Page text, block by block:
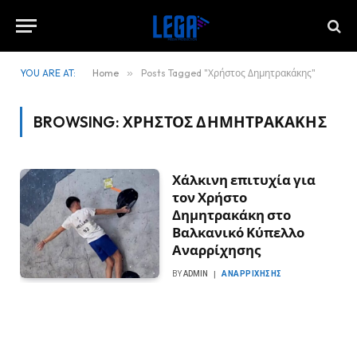
YOU ARE AT: Home » Posts Tagged "Χρήστος Δημητρακάκης"
BROWSING: ΧΡΉΣΤΟΣ ΔΗΜΗΤΡΑΚΆΚΗΣ
Χάλκινη επιτυχία για
τον Χρήστο
Δημητρακάκη στο
Βαλκανικό Κύπελλο
Αναρρίχησης
BYADMIN ΑΝΑΡΡΊΧΗΣΗΣ